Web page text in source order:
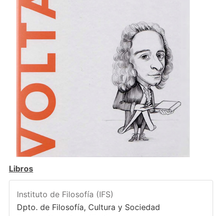
Libros
Instituto de Filosofía (IFS)
Dpto. de Filosofía, Cultura y Sociedad